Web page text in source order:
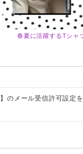
春夏に活躍するTシャ
】のメール受信許可設定を